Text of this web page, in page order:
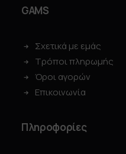
GAMS
Σχετικά με εμάς
Τρόποι πληρωμής
Όροι αγορών
Επικοινωνία
Πληροφορίες